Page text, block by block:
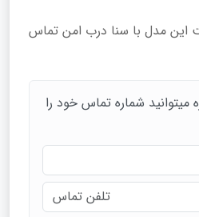
این مدل با سنا درب امن تماس
میتوانید شماره تماس خود را